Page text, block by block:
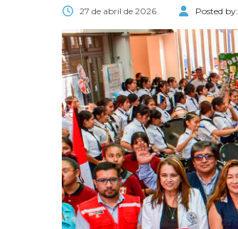
27 de abril de 2026 Posted by: